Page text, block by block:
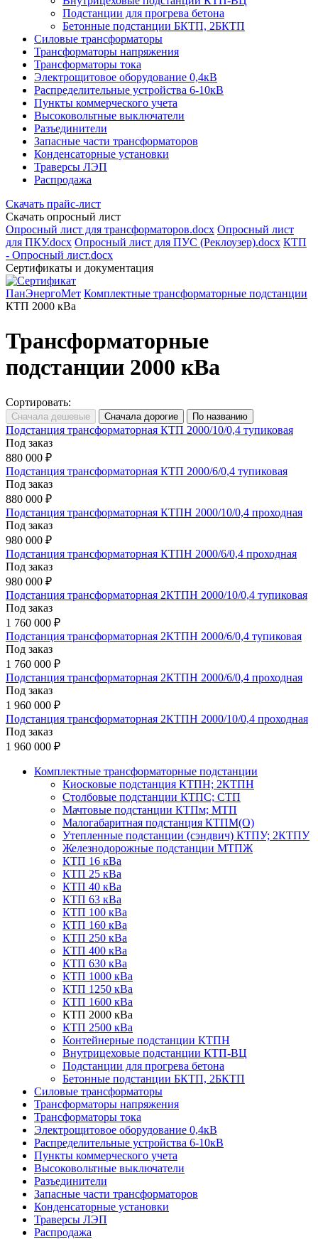
Подстанции для прогрева бетона
Бетонные подстанции БКТП, 2БКТП
Силовые трансформаторы
Трансформаторы напряжения
Трансформаторы тока
Электрощитовое оборудование 0,4кВ
Распределительные устройства 6-10кВ
Пункты коммерческого учета
Высоковольтные выключатели
Разъединители
Запасные части трансформаторов
Конденсаторные установки
Траверсы ЛЭП
Распродажа
Скачать прайс-лист
Скачать опросный лист
Опросный лист для трансформаторов.docx Опросный лист
для ПКУ.docx Опросный лист для ПУС (Реклоузер).docx КТП
- Опросный лист.docx
Сертификаты и документация
ПанЭнергоМет Комплектные трансформаторные подстанции
КТП 2000 кВа
Трансформаторные
подстанции 2000 кВа
Сортировать:
Подстанция трансформаторная КТП 2000/10/0,4 тупиковая
Под заказ
880 000 ₽
Подстанция трансформаторная КТП 2000/6/0,4 тупиковая
Под заказ
880 000 ₽
Подстанция трансформаторная КТПН 2000/10/0,4 проходная
Под заказ
980 000 ₽
Подстанция трансформаторная КТПН 2000/6/0,4 проходная
Под заказ
980 000 ₽
Подстанция трансформаторная 2КТПН 2000/10/0,4 тупиковая
Под заказ
1 760 000 ₽
Подстанция трансформаторная 2КТПН 2000/6/0,4 тупиковая
Под заказ
1 760 000 ₽
Подстанция трансформаторная 2КТПН 2000/6/0,4 проходная
Под заказ
1 960 000 ₽
Подстанция трансформаторная 2КТПН 2000/10/0,4 проходная
Под заказ
1 960 000 ₽
Комплектные трансформаторные подстанции
Киосковые подстанция КТПН; 2КТПН
Столбовые подстанции КТПС; СТП
Мачтовые подстанции КТПм; МТП
Малогабаритная подстанция КТПМ(О)
Утепленные подстанции (сэндвич) КТПУ; 2КТПУ
Железнодорожные подстанции МТПЖ
КТП 16 кВа
КТП 25 кВа
КТП 40 кВа
КТП 63 кВа
КТП 100 кВа
КТП 160 кВа
КТП 250 кВа
КТП 400 кВа
КТП 630 кВа
КТП 1000 кВа
КТП 1250 кВа
КТП 1600 кВа
КТП 2000 кВа
КТП 2500 кВа
Контейнерные подстанции КТПН
Внутрицеховые подстанции КТП-ВЦ
Подстанции для прогрева бетона
Бетонные подстанции БКТП, 2БКТП
Силовые трансформаторы
Трансформаторы напряжения
Трансформаторы тока
Электрощитовое оборудование 0,4кВ
Распределительные устройства 6-10кВ
Пункты коммерческого учета
Высоковольтные выключатели
Разъединители
Запасные части трансформаторов
Конденсаторные установки
Траверсы ЛЭП
Распродажа